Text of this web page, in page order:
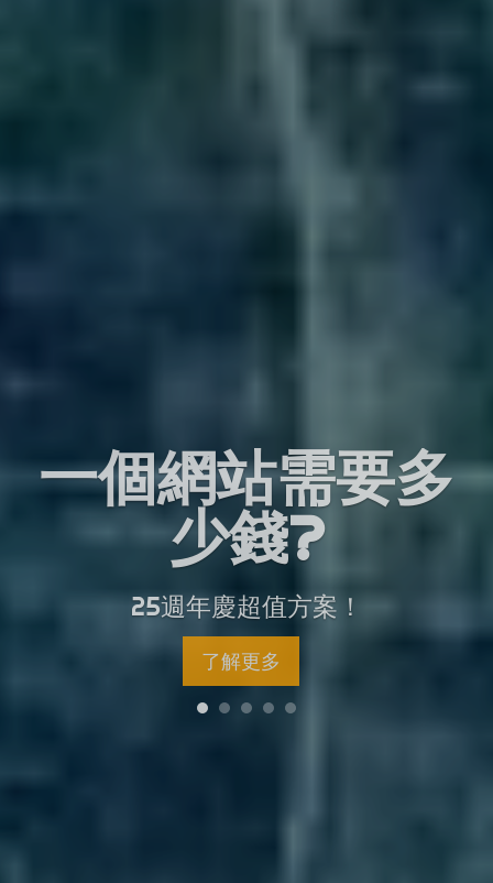
一個網站需要多
少錢?
25週年慶超值方案！
了解更多
網站多久才可上線?
3 個步驟，最快 5 日搞掂
了解更多
SEO搜尋器優化排名
有保證嗎?
小心網路詐騙!
了解更多
如何避免網路詐騙?
選擇合法註冊網頁公司更有保障!
了解更多
網頁設計免費優惠
每月首 20 名客戶享更多優惠
了解更多